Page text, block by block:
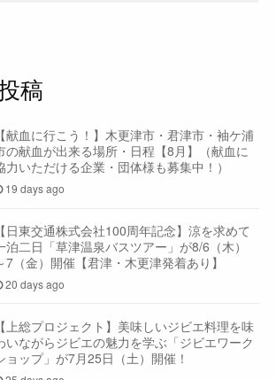
稿
【献血に行こう！】木更津市・君津市・袖ケ浦
の献血が出来る場所・日程【8月】（献血に
力いただける企業・団体様も募集中！）
19 days ago
【日東交通株式会社100周年記念】涼を求めて
泊二日「草津温泉バスツアー」が8/6（木）
7（金）開催【君津・木更津発着あり】
20 days ago
【上総プロジェクト】美味しいジビエ料理を味
いながらジビエの魅力を学ぶ「ジビエワーク
ョップ」が7月25日（土）開催！